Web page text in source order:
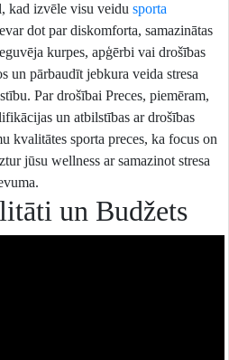
kad izvēle visu veidu sporta
dot par diskomforta, samazinātas
kurpes, apģērbi vai drošības
un pārbaudīt jebkura veida stresa
Par drošībai Preces, piemēram,
un atbilstības ar drošības
kvalitātes sporta preces, ka focus on
jūsu wellness ar samazinot stresa
un Budžets